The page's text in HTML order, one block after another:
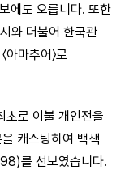
에도 오릅니다. 또한
와 더불어 한국관
아마추어〉로
로 이불 개인전을
캐스팅하여 백색
를 선보였습니다.